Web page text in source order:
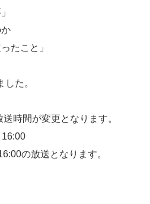
たこと」
た。
時間が変更となります。
の放送となります。